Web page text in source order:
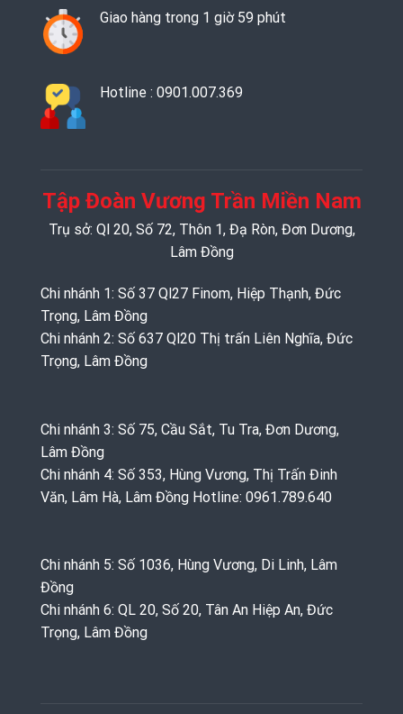
Giao hàng trong 1 giờ 59 phút
Hotline : 0901.007.369
Tập Đoàn Vương Trần Miền Nam
Trụ sở: Ql 20, Số 72, Thôn 1, Đạ Ròn, Đơn Dương,
Lâm Đồng
Chi nhánh 1: Số 37 Ql27 Finom, Hiệp Thạnh, Đức
Trọng, Lâm Đồng
Chi nhánh 2: Số 637 Ql20 Thị trấn Liên Nghĩa, Đức
Trọng, Lâm Đồng
Chi nhánh 3: Số 75, Cầu Sắt, Tu Tra, Đơn Dương,
Lâm Đồng
Chi nhánh 4: Số 353, Hùng Vương, Thị Trấn Đinh
Văn, Lâm Hà, Lâm Đồng Hotline: 0961.789.640
Chi nhánh 5: Số 1036, Hùng Vương, Di Linh, Lâm
Đồng
Chi nhánh 6: QL 20, Số 20, Tân An Hiệp An, Đức
Trọng, Lâm Đồng